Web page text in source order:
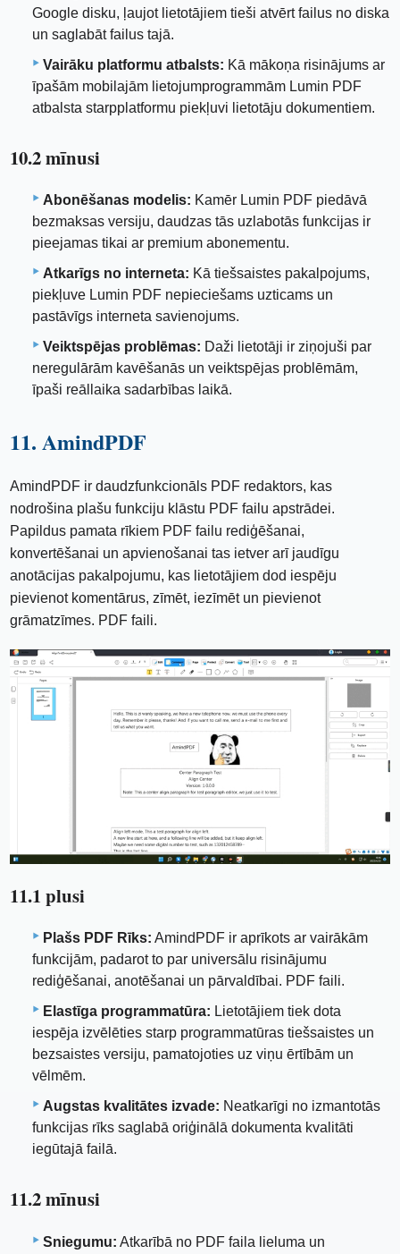
Google disku, ļaujot lietotājiem tieši atvērt failus no diska
un saglabāt failus tajā.
Vairāku platformu atbalsts: Kā mākoņa risinājums ar
īpašām mobilajām lietojumprogrammām Lumin PDF
atbalsta starpplatformu piekļuvi lietotāju dokumentiem.
10.2 mīnusi
Abonēšanas modelis: Kamēr Lumin PDF piedāvā
bezmaksas versiju, daudzas tās uzlabotās funkcijas ir
pieejamas tikai ar premium abonementu.
Atkarīgs no interneta: Kā tiešsaistes pakalpojums,
piekļuve Lumin PDF nepieciešams uzticams un
pastāvīgs interneta savienojums.
Veiktspējas problēmas: Daži lietotāji ir ziņojuši par
neregulārām kavēšanās un veiktspējas problēmām,
īpaši reāllaika sadarbības laikā.
11. AmindPDF
AmindPDF ir daudzfunkcionāls PDF redaktors, kas
nodrošina plašu funkciju klāstu PDF failu apstrādei.
Papildus pamata rīkiem PDF failu rediģēšanai,
konvertēšanai un apvienošanai tas ietver arī jaudīgu
anotācijas pakalpojumu, kas lietotājiem dod iespēju
pievienot komentārus, zīmēt, iezīmēt un pievienot
grāmatzīmes. PDF faili.
11.1 plusi
Plašs PDF Rīks: AmindPDF ir aprīkots ar vairākām
funkcijām, padarot to par universālu risinājumu
rediģēšanai, anotēšanai un pārvaldībai. PDF faili.
Elastīga programmatūra: Lietotājiem tiek dota
iespēja izvēlēties starp programmatūras tiešsaistes un
bezsaistes versiju, pamatojoties uz viņu ērtībām un
vēlmēm.
Augstas kvalitātes izvade: Neatkarīgi no izmantotās
funkcijas rīks saglabā oriģinālā dokumenta kvalitāti
iegūtajā failā.
11.2 mīnusi
Sniegumu: Atkarībā no PDF faila lieluma un